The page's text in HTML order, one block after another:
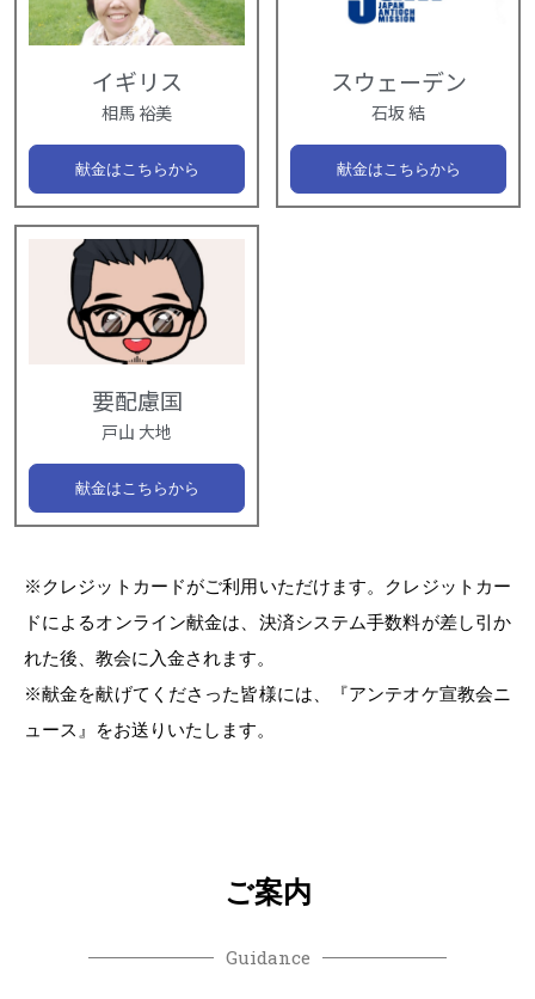
イギリス
相馬 裕美
献金はこちらから
スウェーデン
石坂 結
献金はこちらから
要配慮国
戸山 大地
献金はこちらから
※クレジットカードがご利用いただけます。クレジットカー
ドによるオンライン献金は、決済システム手数料が差し引か
れた後、教会に入金されます。
※献金を献げてくださった皆様には、『アンテオケ宣教会ニ
ュース』をお送りいたします。
ご案内
Guidance